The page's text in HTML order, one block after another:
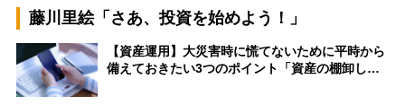
藤川里絵「さあ、投資を始めよう！」
【資産運用】大災害時に慌てないために平時から
備えておきたい3つのポイント「資産の棚卸し…